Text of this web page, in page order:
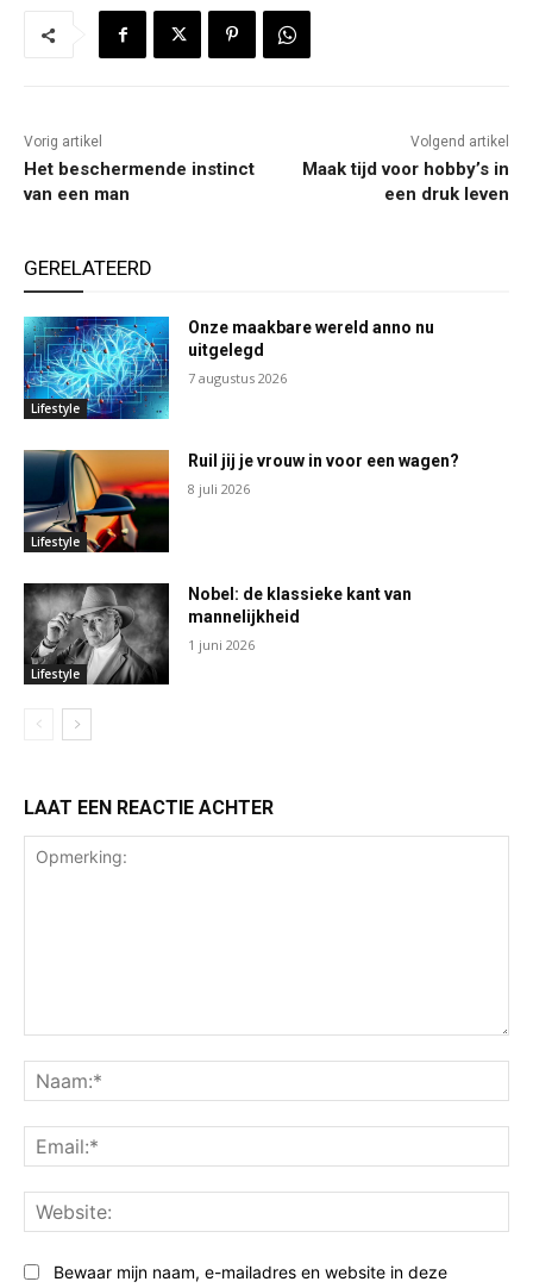
Vorig artikel
Het beschermende instinct
van een man
Volgend artikel
Maak tijd voor hobby’s in
een druk leven
GERELATEERD
Lifestyle
Onze maakbare wereld anno nu
uitgelegd
7 augustus 2026
Lifestyle
Ruil jij je vrouw in voor een wagen?
8 juli 2026
Lifestyle
Nobel: de klassieke kant van
mannelijkheid
1 juni 2026
LAAT EEN REACTIE ACHTER
Bewaar mijn naam, e-mailadres en website in deze